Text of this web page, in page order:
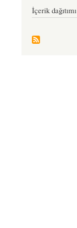
İçerik dağıtımı